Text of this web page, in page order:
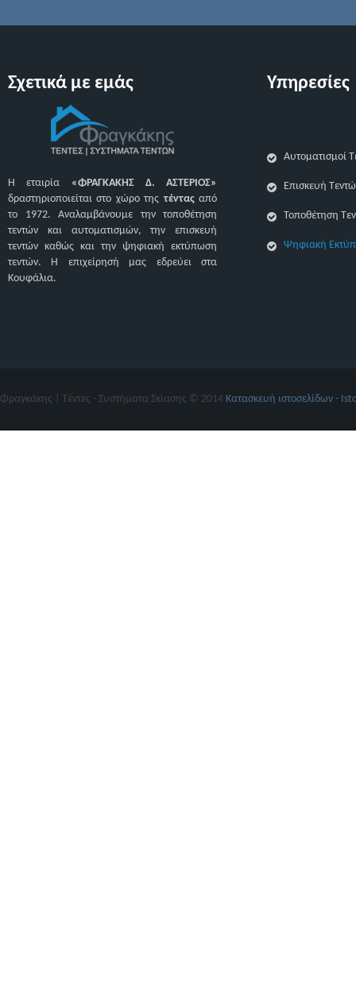
Σχετικά με εμάς
Η εταιρία «ΦΡΑΓΚΑΚΗΣ Δ. ΑΣΤΕΡΙΟΣ»
δραστηριοποιείται στο χώρο τηςτένταςαπό
το 1972. Αναλαμβάνουμε την τοποθέτηση
τεντών και αυτοματισμών, την επισκευή
τεντών καθώς και την ψηφιακή εκτύπωση
τεντών. H επιχείρησή μας εδρεύει στα
Κουφάλια.
Υπηρεσίες
Αυτοματισμοί
Επισκευή
Τοποθέτηση
Ψηφιακή
Φραγκάκης | Τέντες - Συστήματα Σκίασης © 2014 Κατασκευή ιστοσελίδων -